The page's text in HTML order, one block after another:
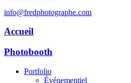
info@fredphotographe.com
Accueil
Photobooth
Portfolio
Événementiel